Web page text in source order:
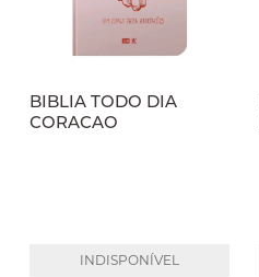
BIBLIA TODO DIA
CORACAO
INDISPONÍVEL